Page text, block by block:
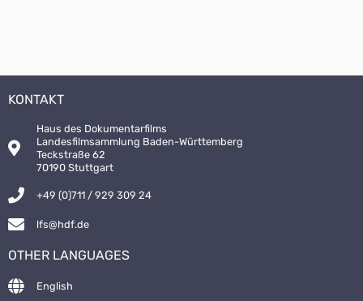
KONTAKT
Haus des Dokumentarfilms
Landesfilmsammlung Baden-Württemberg
Teckstraße 62
70190 Stuttgart
+49 (0)711 / 929 309 24
lfs@hdf.de
OTHER LANGUAGES
English